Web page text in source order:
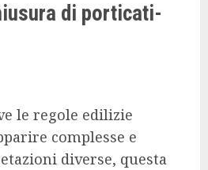
di porticati-
le regole edilizie
complesse e
diverse, questa